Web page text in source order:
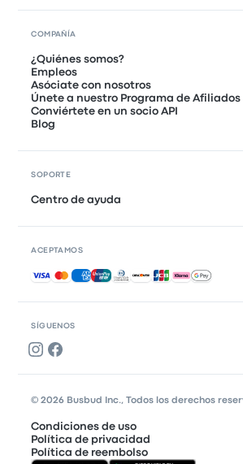
SÍGUENOS
COMPAÑÍA
¿Quiénes somos?
Empleos
Asóciate con nosotros
Únete a nuestro Programa de Afiliados
Conviértete en un socio API
Blog
SOPORTE
Centro de ayuda
ACEPTAMOS
Pagos aceptados
© 2026 Busbud Inc., Todos los derechos
Condiciones de uso
Política de privacidad
Política de reembolso